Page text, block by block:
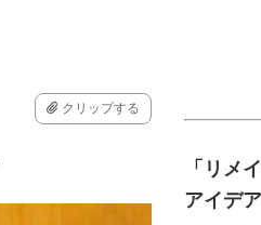
クリップする
「リメ
アイデア